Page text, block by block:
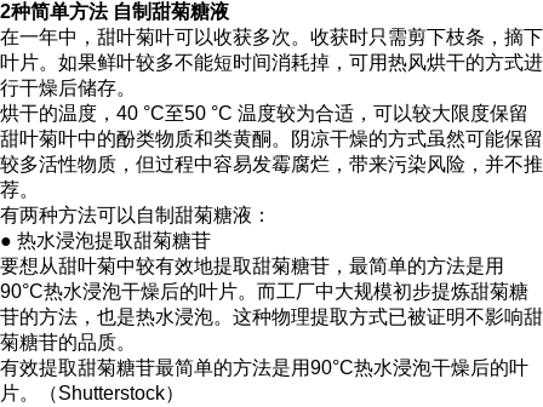
2种简单方法 自制甜菊糖液
在一年中，甜叶菊叶可以收获多次。收获时只需剪下枝条，摘下
叶片。如果鲜叶较多不能短时间消耗掉，可用热风烘干的方式进
行干燥后储存。
烘干的温度，40 °C至50 °C 温度较为合适，可以较大限度保留
甜叶菊叶中的酚类物质和类黄酮。阴凉干燥的方式虽然可能保留
较多活性物质，但过程中容易发霉腐烂，带来污染风险，并不推
荐。
有两种方法可以自制甜菊糖液：
● 热水浸泡提取甜菊糖苷
要想从甜叶菊中较有效地提取甜菊糖苷，最简单的方法是用
90°C热水浸泡干燥后的叶片。而工厂中大规模初步提炼甜菊糖
苷的方法，也是热水浸泡。这种物理提取方式已被证明不影响甜
菊糖苷的品质。
有效提取甜菊糖苷最简单的方法是用90°C热水浸泡干燥后的叶
片。（Shutterstock）